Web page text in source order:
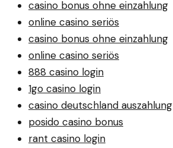
casino bonus ohne einzahlung
online casino seriös
casino bonus ohne einzahlung
online casino seriös
888 casino login
1go casino login
casino deutschland auszahlung
posido casino bonus
rant casino login